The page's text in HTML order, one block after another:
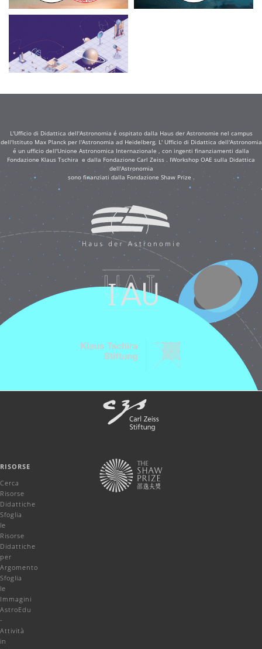
L'Ufficio di Didattica dell'Astronomia é ospitato dalla Haus der Astronomie nel campus
dell'Istituto Max Planck per l'Astronomia ad Heidelberg. L' Ufficio di Didattica dell'Astronomia
é un ufficio dell'Unione Astronomica Internazionale , con ingenti finanziamenti dalla
Fondazione Klaus Tschira e dalla Fondazione Carl Zeiss . IWorkshop OAE sulla Didattica
dell'Astronomia
sono finanziati dalla Fondazione Shaw Prize .
RISORSE
Cerca
Risorse
Didattiche
Sfoglia
le
Risorse
Didattiche
per
Argomento
Sfoglia
le
Immagini
AstroEdu
-
Attività
in